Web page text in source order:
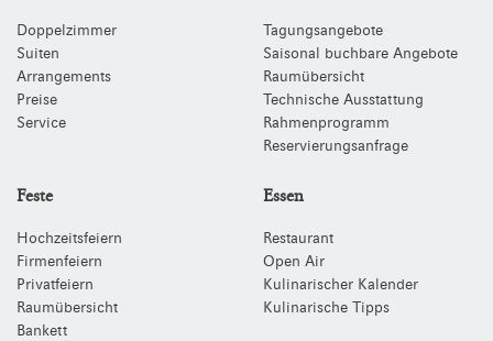
Doppelzimmer
Suiten
Arrangements
Preise
Service
Tagungsangebote
Saisonal buchbare Angebote
Raumübersicht
Technische Ausstattung
Rahmenprogramm
Reservierungsanfrage
Feste
Hochzeitsfeiern
Firmenfeiern
Privatfeiern
Raumübersicht
Bankett
Essen
Restaurant
Open Air
Kulinarischer Kalender
Kulinarische Tipps